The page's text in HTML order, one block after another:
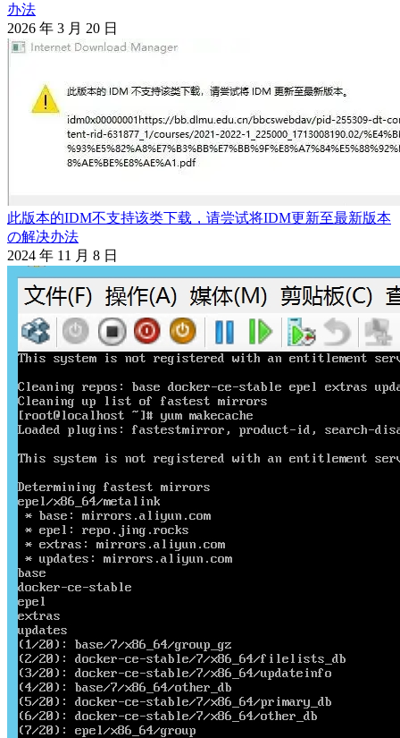
办法
2026 年 3 月 20 日
此版本的IDM不支持该类下载，请尝试将IDM更新至最新版本
の解决办法
2024 年 11 月 8 日